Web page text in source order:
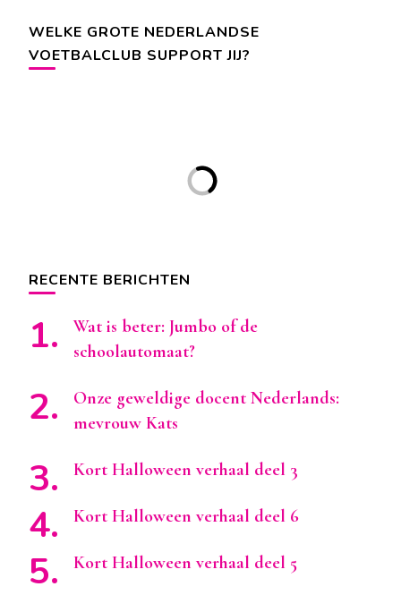
WELKE GROTE NEDERLANDSE
VOETBALCLUB SUPPORT JIJ?
RECENTE BERICHTEN
Wat is beter: Jumbo of de
schoolautomaat?
Onze geweldige docent Nederlands:
mevrouw Kats
Kort Halloween verhaal deel 3
Kort Halloween verhaal deel 6
Kort Halloween verhaal deel 5